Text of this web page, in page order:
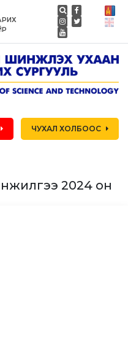
ЧУХАЛ ХОЛБООС
2024 он